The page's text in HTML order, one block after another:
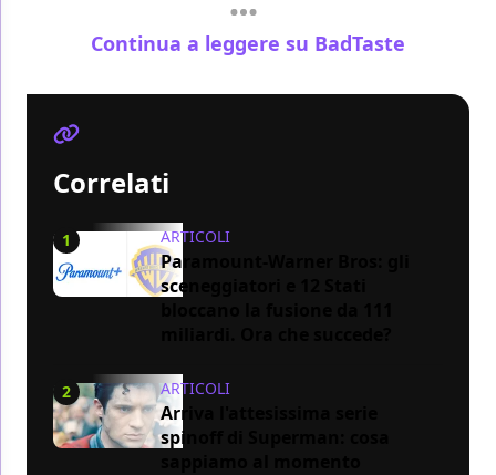
Continua a leggere su BadTaste
Correlati
1 ARTICOLI
Paramount-Warner Bros: gli
sceneggiatori e 12 Stati
2 ARTICOLI
Arriva l'attesissima serie
spinoff di Superman: cosa